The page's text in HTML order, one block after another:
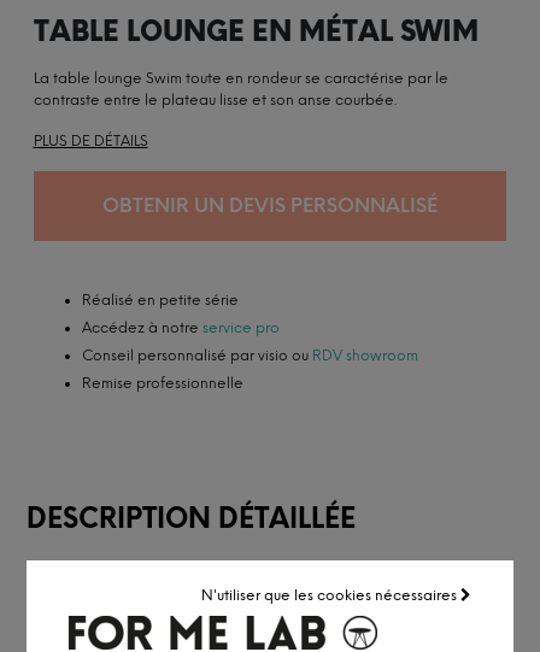
N'utiliser que les cookies nécessaires
TABLE LOUNGE EN MÉTAL SWIM
La table lounge Swim toute en rondeur se caractérise par le
contraste entre le plateau lisse et son anse courbée.
PLUS DE DÉTAILS
OBTENIR UN DEVIS PERSONNALISÉ
Réalisé en petite série
Accédez à notre service pro
Conseil personnalisé par visio ou RDV showroom
Remise professionnelle
DESCRIPTION DÉTAILLÉE
INFORMATION ET PERSONNALISATION
La table lounge Swim se démarque par l’anse au centre du